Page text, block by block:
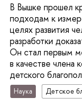
В Вышке прошел
подходам к
целях развития
разработки
Он стал первым
в качестве члена
детского
Наука
Детское